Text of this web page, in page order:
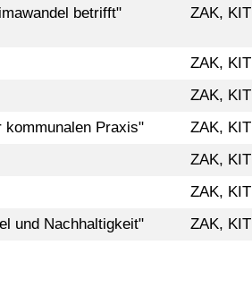
betrifft"
ZAK, KIT
ZAK, KIT
ZAK, KIT
Praxis"
ZAK, KIT
ZAK, KIT
ZAK, KIT
und Nachhaltigkeit" ZAK, KIT